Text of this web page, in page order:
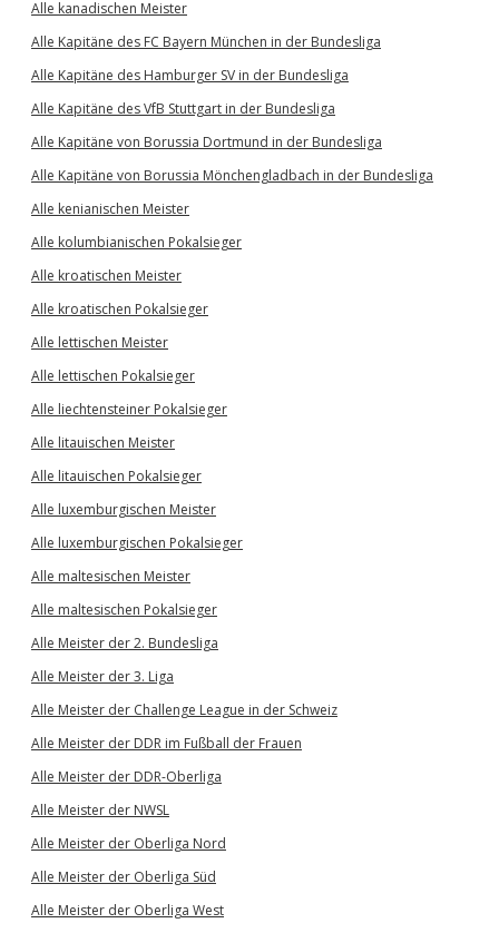
Alle kanadischen Meister
Alle Kapitäne des FC Bayern München in der Bundesliga
Alle Kapitäne des Hamburger SV in der Bundesliga
Alle Kapitäne des VfB Stuttgart in der Bundesliga
Alle Kapitäne von Borussia Dortmund in der Bundesliga
Alle Kapitäne von Borussia Mönchengladbach in der Bundesliga
Alle kenianischen Meister
Alle kolumbianischen Pokalsieger
Alle kroatischen Meister
Alle kroatischen Pokalsieger
Alle lettischen Meister
Alle lettischen Pokalsieger
Alle liechtensteiner Pokalsieger
Alle litauischen Meister
Alle litauischen Pokalsieger
Alle luxemburgischen Meister
Alle luxemburgischen Pokalsieger
Alle maltesischen Meister
Alle maltesischen Pokalsieger
Alle Meister der 2. Bundesliga
Alle Meister der 3. Liga
Alle Meister der Challenge League in der Schweiz
Alle Meister der DDR im Fußball der Frauen
Alle Meister der DDR-Oberliga
Alle Meister der NWSL
Alle Meister der Oberliga Nord
Alle Meister der Oberliga Süd
Alle Meister der Oberliga West